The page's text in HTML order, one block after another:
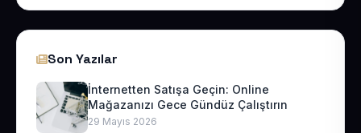
Son Yazılar
İnternetten Satışa Geçin: Online
Mağazanızı Gece Gündüz Çalıştırın
29 Mayıs 2026